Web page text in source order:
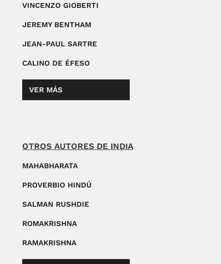
VINCENZO GIOBERTI
JEREMY BENTHAM
JEAN-PAUL SARTRE
CALINO DE ÉFESO
VER MÁS
OTROS AUTORES DE INDIA
MAHABHARATA
PROVERBIO HINDÚ
SALMAN RUSHDIE
ROMAKRISHNA
RAMAKRISHNA